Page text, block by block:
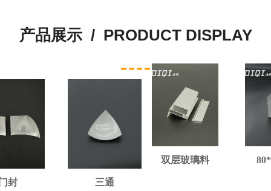
喷涂50窗料
产品展示 / PRODUCT DISPLAY